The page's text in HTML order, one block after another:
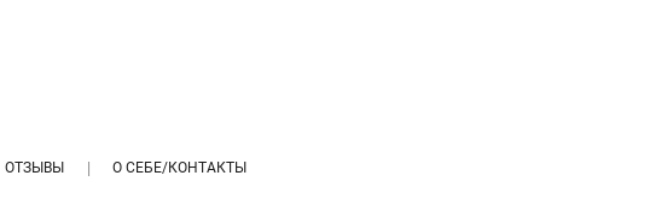
ОТЗЫВЫ О СЕБЕ/КОНТАКТЫ